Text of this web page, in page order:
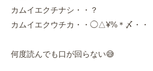
カムイエクチナシ・・？
カムイエクウチカ・・◯△¥%＊〆・・
何度読んでも口が回らない😅